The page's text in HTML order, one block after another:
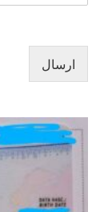
ارسال